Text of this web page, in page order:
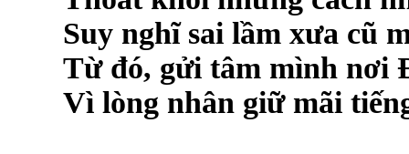
Suy nghĩ sai lầm xưa cũ
Từ đó, gửi tâm mình nơi
Vì lòng nhân giữ mãi